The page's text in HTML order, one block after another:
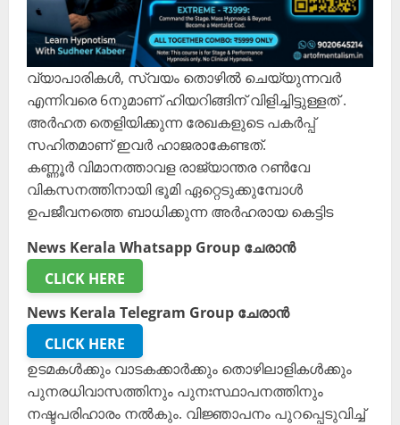
വ്യാപാരികൾ, സ്വയം തൊഴിൽ ചെയ്യുന്നവർ
എന്നിവരെ 6നുമാണ് ഹിയറിങ്ങിന് വിളിച്ചിട്ടുള്ളത് .
അർഹത തെളിയിക്കുന്ന രേഖകളുടെ പകർപ്പ്
സഹിതമാണ് ഇവർ ഹാജരാകേണ്ടത്.
കണ്ണൂർ വിമാനത്താവള രാജ്യാന്തര റൺവേ
വികസനത്തിനായി ഭൂമി ഏറ്റെടുക്കുമ്പോൾ
ഉപജീവനത്തെ ബാധിക്കുന്ന അർഹരായ കെട്ടിട
News Kerala Whatsapp Group ചേരാൻ
CLICK HERE
News Kerala Telegram Group ചേരാൻ
CLICK HERE
ഉടമകൾക്കും വാടകക്കാർക്കും തൊഴിലാളികൾക്കും
പുനരധിവാസത്തിനും പുനഃസ്ഥാപനത്തിനും
നഷ്ടപരിഹാരം നൽകും. വിജ്ഞാപനം പുറപ്പെടുവിച്ച്